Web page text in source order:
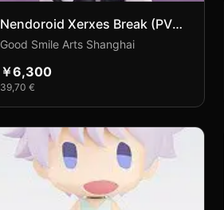
Nendoroid Xerxes Break (PVC
Figure)
Good Smile Arts Shanghai
￥6,300
39,70 €